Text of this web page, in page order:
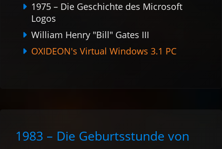
1975 – Die Geschichte des Microsoft
Logos
William Henry "Bill" Gates III
OXIDEON's Virtual Windows 3.1 PC
1983 – Die Geburts­stunde von